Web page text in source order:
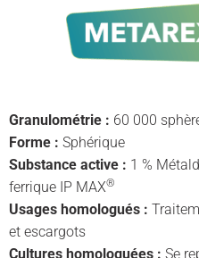
Granulométrie : 60 000
Forme : Sphérique
Substance active : 1 %
ferrique IP MAX®
Usages homologués :
et escargots
Cultures homologuées : Se